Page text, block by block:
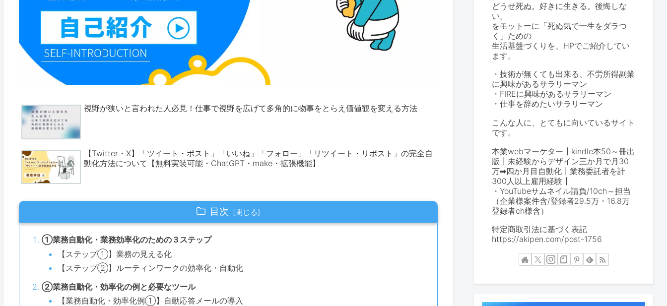
視野が狭いと言われた人必見！仕事で視野を広げて多角的に物事をとらえ価値観を変える方法
【Twitter・X】「ツイート・ポスト」「いいね」「フォロー」「リツイート・リポスト」の完全自
動化方法について【無料実装可能・ChatGPT・make・拡張機能】
目次
①業務自動化・業務効率化のための３ステップ
【ステップ①】業務の見える化
【ステップ②】ルーティンワークの効率化・自動化
②業務自動化・効率化の例と必要なツール
【業務自動化・効率化例①】自動応答メールの導入
どうせ死ぬ。好きに生きる。後悔しな
い。
をモットーに「死ぬ気で一生をダラつ
く」ための
生活基盤づくりを、HPでご紹介してい
ます。
・技術が無くても出来る、不労所得副業
に興味があるサラリーマン
・FIREに興味があるサラリーマン
・仕事を辞めたいサラリーマン
こんな人に、とてもに向いているサイト
です。
本業webマーケター┃kindle本50～冊出
版┃未経験からデザイン三か月で月30
万➡四か月目自動化┃業務委託者を計
300人以上雇用経験┃
・YouTubeサムネイル請負/10ch～担当
（企業様案件含/登録者29.5万・16.8万
登録者ch様含）
特定商取引法に基づく表記
https://akipen.com/post-1756